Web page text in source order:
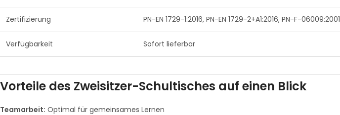
Zertifizierung PN-EN 1729-1:2016, PN-EN 1729-2+A1:2016, PN-F-06009:2001
Verfügbarkeit Sofort lieferbar
Vorteile des Zweisitzer-Schultisches auf einen Blick
Teamarbeit: Optimal für gemeinsames Lernen